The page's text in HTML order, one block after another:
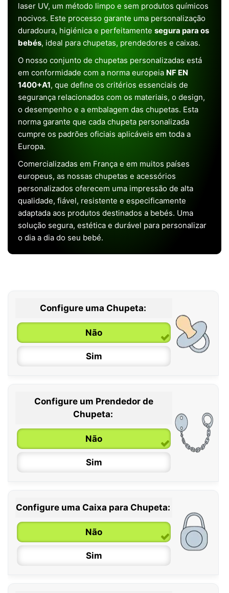
laser UV, um método limpo e sem produtos químicos
nocivos. Este processo garante uma personalização
duradoura, higiénica e perfeitamente segura para os
bebés, ideal para chupetas, prendedores e caixas.
O nosso conjunto de chupetas personalizadas está
em conformidade com a norma europeia NF EN
1400+A1, que define os critérios essenciais de
segurança relacionados com os materiais, o design,
o desempenho e a embalagem das chupetas. Esta
norma garante que cada chupeta personalizada
cumpre os padrões oficiais aplicáveis em toda a
Europa.
Comercializadas em França e em muitos países
europeus, as nossas chupetas e acessórios
personalizados oferecem uma impressão de alta
qualidade, fiável, resistente e especificamente
adaptada aos produtos destinados a bebés. Uma
solução segura, estética e durável para personalizar
o dia a dia do seu bebé.
Configure uma Chupeta:
Não
Sim
0 / 6 meses
6 / 36 meses
Configure um Prendedor de
Chupeta:
Não
Sim
Configure uma Caixa para Chupeta:
Não
Sim